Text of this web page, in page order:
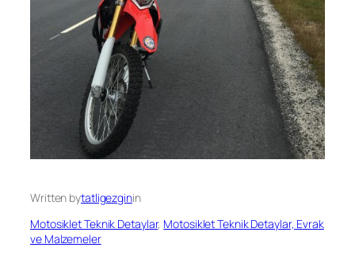
Written bytatligezginin
Motosiklet Teknik Detaylar, Motosiklet Teknik Detaylar, Evrak
ve Malzemeler